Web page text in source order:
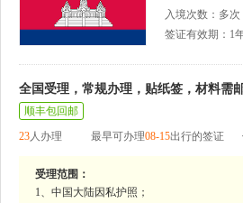
入境次数：多次
签证有效期：1
全国受理，常规办理，贴纸签，材料需
顺丰包回邮
23人办理 最早可办理08-15出行的签证
受理范围：
1、中国大陆因私护照；